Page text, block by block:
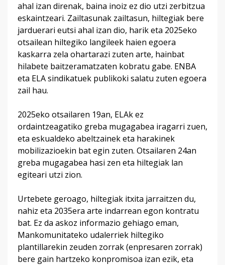
ahal izan direnak, baina inoiz ez dio utzi zerbitzua
eskaintzeari. Zailtasunak zailtasun, hiltegiak bere
jarduerari eutsi ahal izan dio, harik eta 2025eko
otsailean hiltegiko langileek haien egoera
kaskarra zela ohartarazi zuten arte, hainbat
hilabete baitzeramatzaten kobratu gabe. ENBA
eta ELA sindikatuek publikoki salatu zuten egoera
zail hau.
2025eko otsailaren 19an, ELAk ez
ordaintzeagatiko greba mugagabea iragarri zuen,
eta eskualdeko abeltzainek eta harakinek
mobilizazioekin bat egin zuten. Otsailaren 24an
greba mugagabea hasi zen eta hiltegiak lan
egiteari utzi zion.
Urtebete geroago, hiltegiak itxita jarraitzen du,
nahiz eta 2035era arte indarrean egon kontratu
bat. Ez da askoz informazio gehiago eman,
Mankomunitateko udalerriek hiltegiko
plantillarekin zeuden zorrak (enpresaren zorrak)
bere gain hartzeko konpromisoa izan ezik, eta